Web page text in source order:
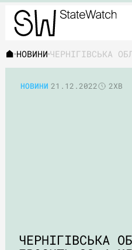
НОВИНИ
НОВИНИ 21.12.2022 2ХВ
ЧЕРНІГІВСЬКА